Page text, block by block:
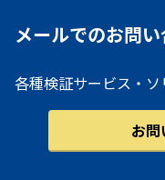
メールでのお問
各種検証サービス・
お